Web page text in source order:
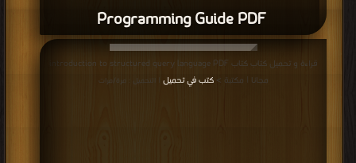
Programming Guide PDF
قراءة و تحميل كتاب كتاب introduction to structured query language PDF
مجانا | مكتبة >كتب في تحميل | التحميل : مرة/مرات